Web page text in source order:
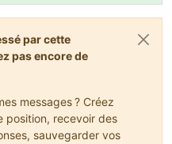
par cette
pas encore de
messages ? Créez
position, recevoir des
sauvegarder vos